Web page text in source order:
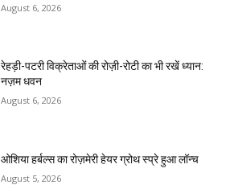
August 6, 2026
रेहड़ी-पटरी विक्रेताओं की रोज़ी-रोटी का भी रखें ध्यान:
नज़म धवन
August 6, 2026
ओशिया हर्बल्स का रोज़मेरी हेयर ग्रोथ स्प्रे हुआ लॉन्च
August 5, 2026